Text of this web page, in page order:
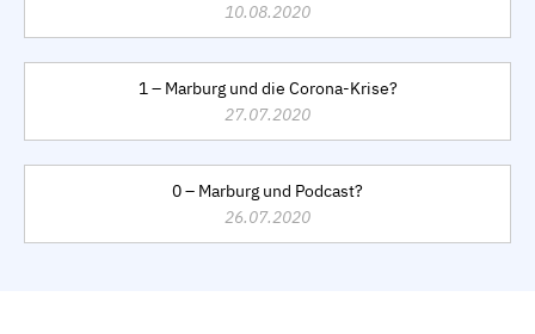
10.08.2020
1 – Marburg und die Corona-Krise?
27.07.2020
0 – Marburg und Podcast?
26.07.2020